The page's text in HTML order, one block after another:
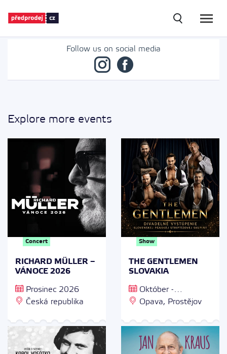
Follow us on social media
Explore more events
Concert
RICHARD MÜLLER –
VÁNOCE 2026
Prosinec 2026
Česká republika
Show
THE GENTLEMEN
SLOVAKIA
Október -
November
Opava, Prostějov